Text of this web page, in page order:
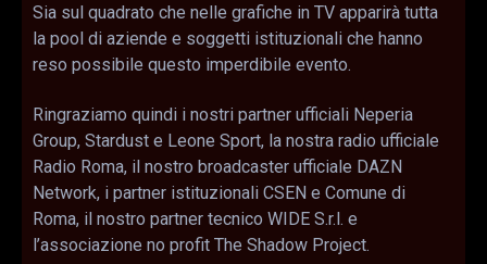
Sia sul quadrato che nelle grafiche in TV apparirà tutta
la pool di aziende e soggetti istituzionali che hanno
reso possibile questo imperdibile evento.
Ringraziamo quindi i nostri partner ufficiali Neperia
Group, Stardust e Leone Sport, la nostra radio ufficiale
Radio Roma, il nostro broadcaster ufficiale DAZN
Network, i partner istituzionali CSEN e Comune di
Roma, il nostro partner tecnico WIDE S.r.l. e
l’associazione no profit The Shadow Project.